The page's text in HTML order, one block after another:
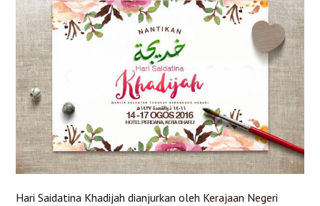
Hari Saidatina Khadijah dianjurkan oleh Kerajaan Negeri